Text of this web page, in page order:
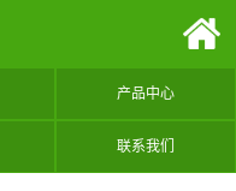
产品中心
联系我们